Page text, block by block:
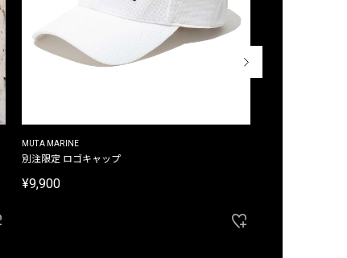
MUTA MARINE
別注限定 ロゴキャップ
¥9,900